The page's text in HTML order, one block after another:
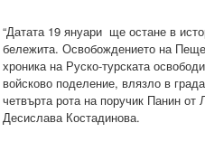
“Датата 19 януари ще остане в
бележита. Освобождението на
хроника на Руско-турската
войсково поделение, влязло в
четвърта рота на поручик Панин от
Десислава Костадинова.